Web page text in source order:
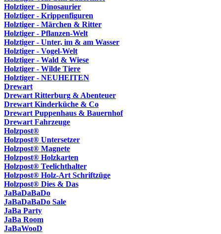
Holztiger - Dinosaurier
Holztiger - Krippenfiguren
Holztiger - Märchen & Ritter
Holztiger - Pflanzen-Welt
Holztiger - Unter, im & am Wasser
Holztiger - Vogel-Welt
Holztiger - Wald & Wiese
Holztiger - Wilde Tiere
Holztiger - NEUHEITEN
Drewart
Drewart Ritterburg & Abenteuer
Drewart Kinderküche & Co
Drewart Puppenhaus & Bauernhof
Drewart Fahrzeuge
Holzpost®
Holzpost® Untersetzer
Holzpost® Magnete
Holzpost® Holzkarten
Holzpost® Teelichthalter
Holzpost® Holz-Art Schriftzüge
Holzpost® Dies & Das
JaBaDaBaDo
JaBaDaBaDo Sale
JaBa Party
JaBa Room
JaBaWooD